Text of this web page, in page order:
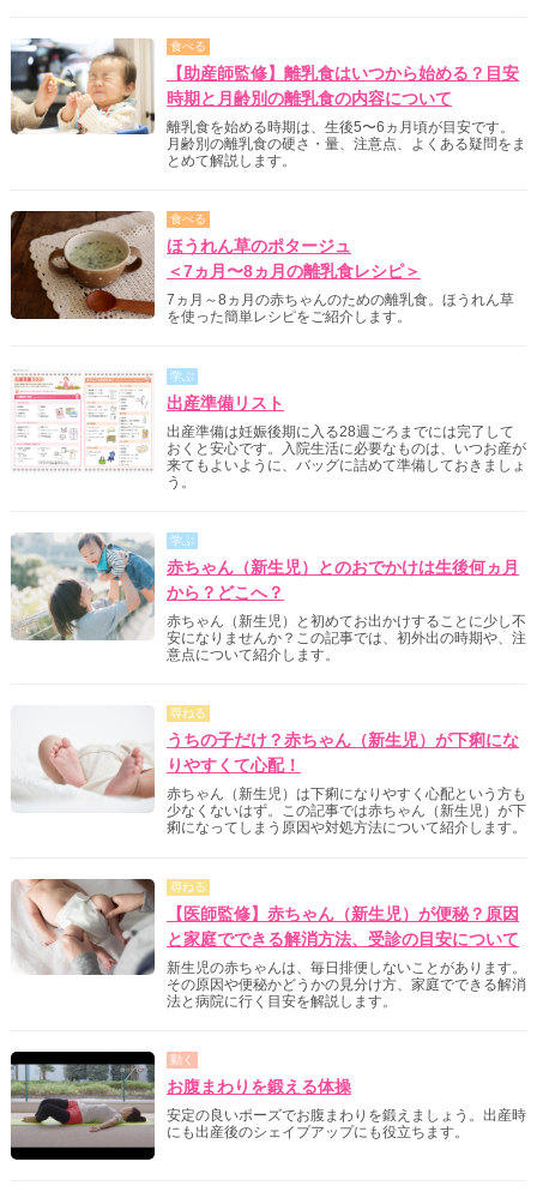
食べる
【助産師監修】離乳食はいつから始める？目安
時期と月齢別の離乳食の内容について
離乳食を始める時期は、生後5〜6ヵ月頃が目安です。
月齢別の離乳食の硬さ・量、注意点、よくある疑問をま
とめて解説します。
食べる
ほうれん草のポタージュ
＜7ヵ月〜8ヵ月の離乳食レシピ＞
7ヵ月～8ヵ月の赤ちゃんのための離乳食。ほうれん草
を使った簡単レシピをご紹介します。
学ぶ
出産準備リスト
出産準備は妊娠後期に入る28週ごろまでには完了して
おくと安心です。入院生活に必要なものは、いつお産が
来てもよいように、バッグに詰めて準備しておきましょ
う。
学ぶ
赤ちゃん（新生児）とのおでかけは生後何ヵ月
から？どこへ？
赤ちゃん（新生児）と初めてお出かけすることに少し不
安になりませんか？この記事では、初外出の時期や、注
意点について紹介します。
尋ねる
うちの子だけ？赤ちゃん（新生児）が下痢にな
りやすくて心配！
赤ちゃん（新生児）は下痢になりやすく心配という方も
少なくないはず。この記事では赤ちゃん（新生児）が下
痢になってしまう原因や対処方法について紹介します。
尋ねる
【医師監修】赤ちゃん（新生児）が便秘？原因
と家庭でできる解消方法、受診の目安について
新生児の赤ちゃんは、毎日排便しないことがあります。
その原因や便秘かどうかの見分け方、家庭でできる解消
法と病院に行く目安を解説します。
動く
お腹まわりを鍛える体操
安定の良いポーズでお腹まわりを鍛えましょう。出産時
にも出産後のシェイプアップにも役立ちます。